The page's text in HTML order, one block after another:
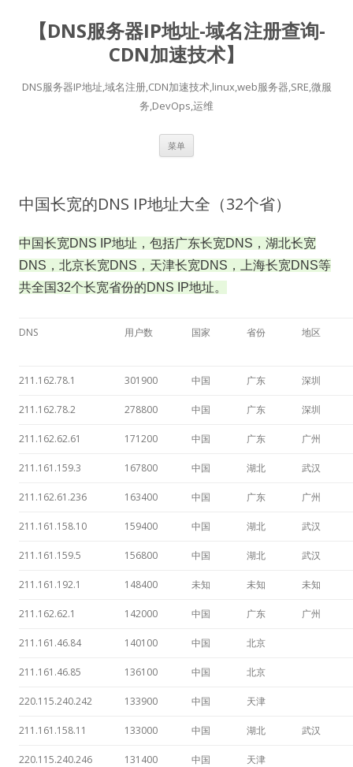
【DNS服务器IP地址-域名注册查询-
CDN加速技术】
DNS服务器IP地址,域名注册,CDN加速技术,linux,web服务器,SRE,微服
务,DevOps,运维
菜单
中国长宽的DNS IP地址大全（32个省）
中国长宽DNS IP地址，包括广东长宽DNS， 湖北长宽
DNS， 北京长宽DNS， 天津长宽DNS ， 上海长宽DNS等
共全国32个长宽省份的DNS IP地址。
DNS 用户数 国家 省份 地区
211.162.78.1 301900 中国 广东 深圳
211.162.78.2 278800 中国 广东 深圳
211.162.62.61 171200 中国 广东 广州
211.161.159.3 167800 中国 湖北 武汉
211.162.61.236 163400 中国 广东 广州
211.161.158.10 159400 中国 湖北 武汉
211.161.159.5 156800 中国 湖北 武汉
211.161.192.1 148400 未知 未知 未知
211.162.62.1 142000 中国 广东 广州
211.161.46.84 140100 中国 北京
211.161.46.85 136100 中国 北京
220.115.240.242 133900 中国 天津
211.161.158.11 133000 中国 湖北 武汉
220.115.240.246 131400 中国 天津